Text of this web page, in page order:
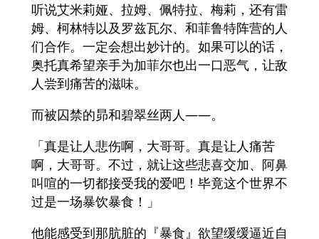
听说艾米莉娅、拉姆、佩特拉、梅莉，还有雷
姆、柯林特以及罗兹瓦尔、和菲鲁特阵营的人
们合作。一定会想出妙计的。如果可以的话，
奥托真希望亲手为加菲尔也出一口恶气，让敌
人尝到痛苦的滋味。
而被囚禁的昴和碧翠丝两人——。
「真是让人悲伤啊，大哥哥。真是让人痛苦
啊，大哥哥。不过，就让这些悲喜交加、阿鼻
叫喧的一切都接受我的爱吧！毕竟这个世界不
过是一场暴饮暴食！」
他能感受到那肮脏的『暴食』欲望缓缓逼近自